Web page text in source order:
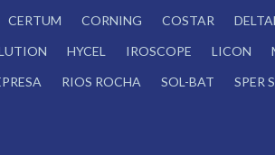
CERTUM CORNING COSTAR
HYCEL IROSCOPE LICON
RIOS ROCHA SOL-BAT SPER